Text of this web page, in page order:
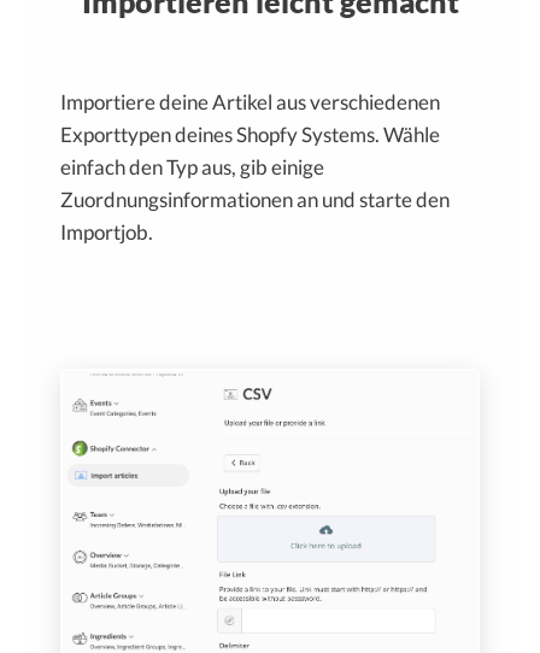
Importiere deine Artikel aus verschiedenen
Exporttypen deines Shopfy Systems. Wähle
einfach den Typ aus, gib einige
Zuordnungsinformationen an und starte den
Importjob.